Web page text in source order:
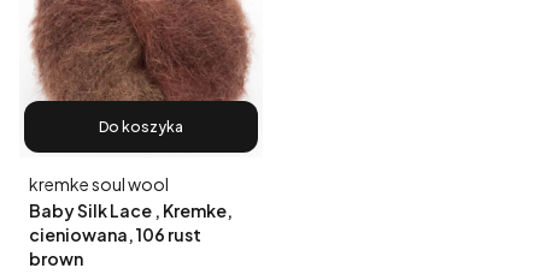
Do koszyka
Baby Silk Lace , Kremke,
cieniowana, 106 rust
brown
Producent
kremke soul wool